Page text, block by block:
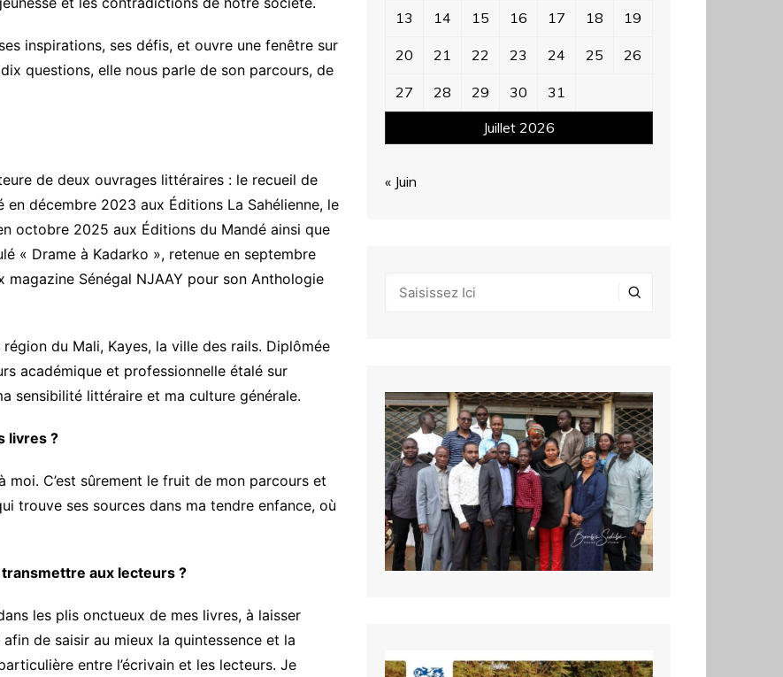
inspirations, ses défis, et ouvre une fenêtre sur
questions, elle nous parle de son parcours, de
de deux ouvrages littéraires : le recueil de
décembre 2023 aux Éditions La Sahélienne, le
octobre 2025 aux Éditions du Mandé ainsi que
« Drame à Kadarko », retenue en septembre
Sénégal NJAAY pour son Anthologie
du Mali, Kayes, la ville des rails. Diplômée
académique et professionnelle étalé sur
sensibilité littéraire et ma culture générale.
livres ?
moi. C’est sûrement le fruit de mon parcours et
trouve ses sources dans ma tendre enfance, où
aux lecteurs ?
les plis onctueux de mes livres, à laisser
de saisir au mieux la quintessence et la
entre l’écrivain et les lecteurs. Je
Juillet 2026
13 14 15 16 17 18 19
20 21 22 23 24 25 26
27 28 29 30 31
« Juin